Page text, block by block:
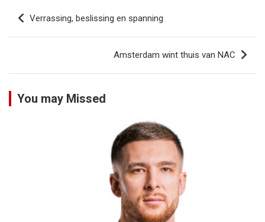
Bericht
navigatie
Verrassing, beslissing en spanning
Amsterdam wint thuis van NAC
You may Missed